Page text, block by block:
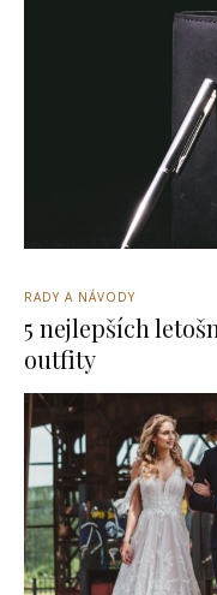
RADY A NÁVODY
5 nejlepších
outfity